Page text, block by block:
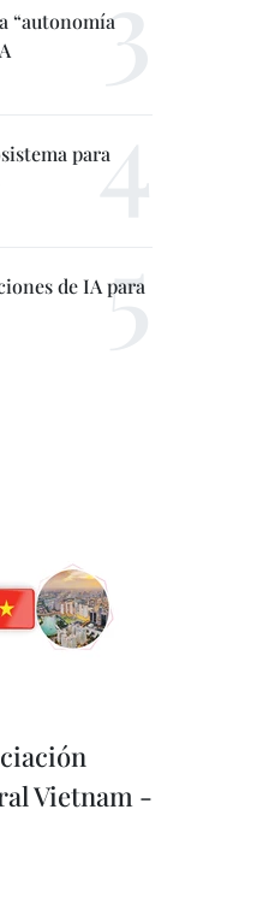
“autonomía
para
de IA para
Vietnam -